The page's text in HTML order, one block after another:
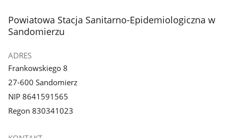
stopka
Powiatowa Stacja Sanitarno-Epidemiologiczna w
Sandomierzu
ADRES
Frankowskiego 8
27-600 Sandomierz
NIP 8641591565
Regon 830341023